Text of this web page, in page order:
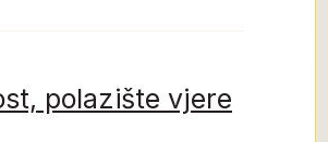
polazište vjere